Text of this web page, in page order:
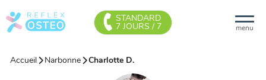
menu
STANDARD
7 JOURS / 7
Accueil Narbonne Charlotte D.